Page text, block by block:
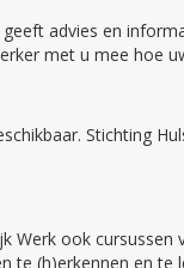
advies en
met u mee hoe
Stichting
Werk ook
te (h)erkennen en